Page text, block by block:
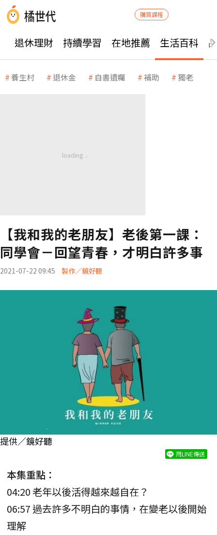
購買課程
退休理財 持續學習 在地推薦 生活百科
養生村 退休金 自書遺囑 補助 獨老
【我和我的老朋友】老後第一課：
同學會－回望青春，才明白許多事
2021-07-22 09:45 製作／鏡好聽
提供／鏡好聽
用LINE傳送
本集重點：
04:20 老年以後活得越來越自在？
06:57 過去許多不明白的事情，在變老以後開始
理解